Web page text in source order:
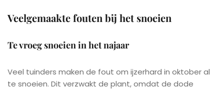
Veelgemaakte fouten bij het snoeien
Te vroeg snoeien in het najaar
Veel tuinders maken de fout om ijzerhard in oktober al
te snoeien. Dit verzwakt de plant, omdat de dode